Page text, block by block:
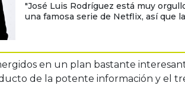
"José Luis Rodríguez está muy
una famosa serie de Netflix, así que
en un plan bastante
de la potente información y el